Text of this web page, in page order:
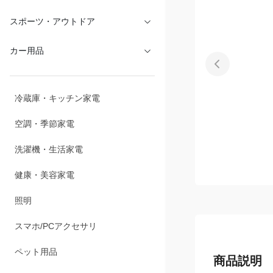
カー用品
冷蔵庫・キッチン家電
空調・季節家電
洗濯機・生活家電
健康・美容家電
照明
スマホ/PCアクセサリ